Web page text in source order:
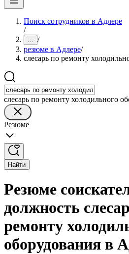
Поиск сотрудников в Адлере
/
... /
резюме в Адлере/
слесарь по ремонту
слесарь по ремонту холодильного
Резюме
Найти
Резюме
должность
ремонту
оборудования в